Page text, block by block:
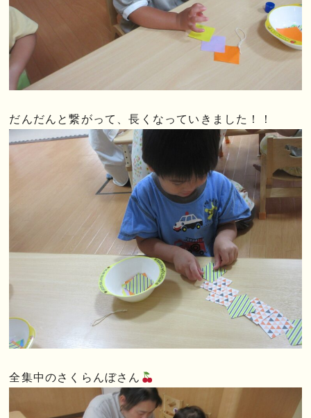
だんだんと繋がって、長くなっていきました！！
全集中のさくらんぼさん